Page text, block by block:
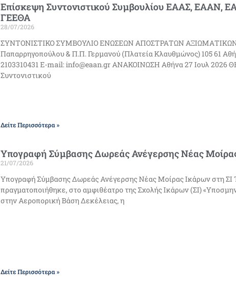
Επίσκεψη Συντονιστικού Συμβουλίου ΕΑΑΣ, ΕΑΑΝ,
ΓΕΕΘΑ
28/07/2026
ΣΥΝΤΟΝΙΣΤΙΚΟ ΣΥΜΒΟΥΛΙΟ ΕΝΩΣΕΩΝ ΑΠΟΣΤΡΑΤΩΝ ΑΞΙΩΜΑΤΙΚΩΝ
Παπαρρηγοπούλου & Π.Π. Γερμανού (Πλατεία Κλαυθμώνος) 105 61
2103310431 E-mail: info@eaan.gr ΑΝΑΚΟΙΝΩΣΗ Αθήνα 27 Ιουλ 2026
Συντονιστικού
Δείτε Περισσότερα »
Υπογραφή Σύμβασης Δωρεάς Ανέγερσης Νέας
21/07/2026
Υπογραφή Σύμβασης Δωρεάς Ανέγερσης Νέας Μοίρας Ικάρων στη ΣΙ
πραγματοποιήθηκε, στο αμφιθέατρο της Σχολής Ικάρων (ΣΙ)
στην Αεροπορική Βάση Δεκέλειας, η
Δείτε Περισσότερα »